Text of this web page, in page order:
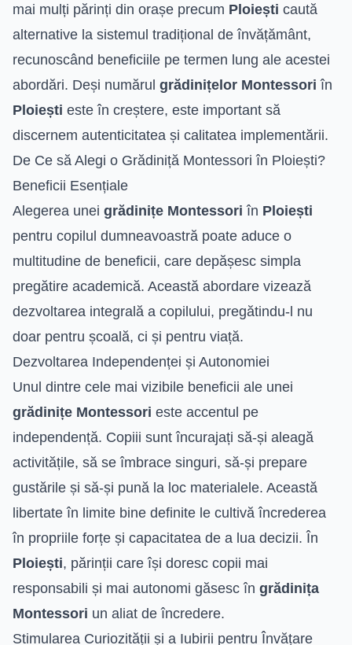
mai mulți părinți din orașe precum Ploiești caută
alternative la sistemul tradițional de învățământ,
recunoscând beneficiile pe termen lung ale acestei
abordări. Deși numărul grădinițelor Montessori în
Ploiești este în creștere, este important să
discernem autenticitatea și calitatea implementării.
De Ce să Alegi o Grădiniță Montessori în Ploiești?
Beneficii Esențiale
Alegerea unei grădinițe Montessori în Ploiești
pentru copilul dumneavoastră poate aduce o
multitudine de beneficii, care depășesc simpla
pregătire academică. Această abordare vizează
dezvoltarea integrală a copilului, pregătindu-l nu
doar pentru școală, ci și pentru viață.
Dezvoltarea Independenței și Autonomiei
Unul dintre cele mai vizibile beneficii ale unei
grădinițe Montessori este accentul pe
independență. Copiii sunt încurajați să-și aleagă
activitățile, să se îmbrace singuri, să-și prepare
gustările și să-și pună la loc materialele. Această
libertate în limite bine definite le cultivă încrederea
în propriile forțe și capacitatea de a lua decizii. În
Ploiești, părinții care își doresc copii mai
responsabili și mai autonomi găsesc în grădinița
Montessori un aliat de încredere.
Stimularea Curiozității și a Iubirii pentru Învățare